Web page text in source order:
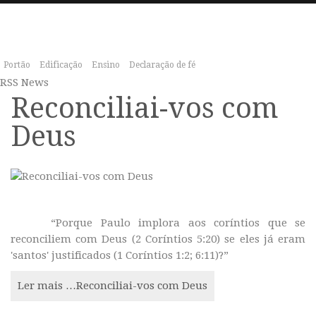
Portão Edificação Ensino Declaração de fé
RSS News
Reconciliai-vos com
Deus
“Porque Paulo implora aos coríntios que se
reconciliem com Deus (2 Coríntios 5:20) se eles já eram
'santos' justificados (1 Coríntios 1:2; 6:11)?”
Ler mais …Reconciliai-vos com Deus